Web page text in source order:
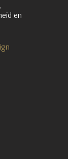
en